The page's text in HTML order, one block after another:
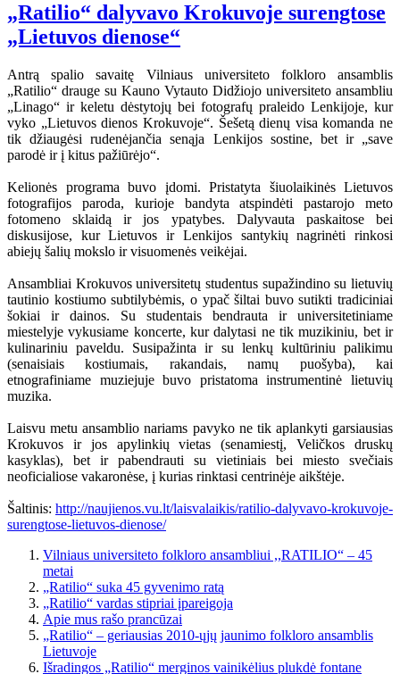
„Ratilio“ dalyvavo Krokuvoje surengtose
„Lietuvos dienose“
Antrą spalio savaitę Vilniaus universiteto folkloro ansamblis
„Ratilio“ drauge su Kauno Vytauto Didžiojo universiteto ansambliu
„Linago“ ir keletu dėstytojų bei fotografų praleido Lenkijoje, kur
vyko „Lietuvos dienos Krokuvoje“. Šešetą dienų visa komanda ne
tik džiaugėsi rudenėjančia senąja Lenkijos sostine, bet ir „save
parodė ir į kitus pažiūrėjo“.
Kelionės programa buvo įdomi. Pristatyta šiuolaikinės Lietuvos
fotografijos paroda, kurioje bandyta atspindėti pastarojo meto
fotomeno sklaidą ir jos ypatybes. Dalyvauta paskaitose bei
diskusijose, kur Lietuvos ir Lenkijos santykių nagrinėti rinkosi
abiejų šalių mokslo ir visuomenės veikėjai.
Ansambliai Krokuvos universitetų studentus supažindino su lietuvių
tautinio kostiumo subtilybėmis, o ypač šiltai buvo sutikti tradiciniai
šokiai ir dainos. Su studentais bendrauta ir universitetiniame
miestelyje vykusiame koncerte, kur dalytasi ne tik muzikiniu, bet ir
kulinariniu paveldu. Susipažinta ir su lenkų kultūriniu palikimu
(senaisiais kostiumais, rakandais, namų puošyba), kai
etnografiniame muziejuje buvo pristatoma instrumentinė lietuvių
muzika.
Laisvu metu ansamblio nariams pavyko ne tik aplankyti garsiausias
Krokuvos ir jos apylinkių vietas (senamiestį, Veličkos druskų
kasyklas), bet ir pabendrauti su vietiniais bei miesto svečiais
neoficialiose vakaronėse, į kurias rinktasi centrinėje aikštėje.
Šaltinis: http://naujienos.vu.lt/laisvalaikis/ratilio-dalyvavo-krokuvoje-
surengtose-lietuvos-dienose/
Vilniaus universiteto folkloro ansambliui ,,RATILIO“ – 45
metai
„Ratilio“ suka 45 gyvenimo ratą
„Ratilio“ vardas stipriai įpareigoja
Apie mus rašo prancūzai
„Ratilio“ – geriausias 2010-ųjų jaunimo folkloro ansamblis
Lietuvoje
Išradingos „Ratilio“ merginos vainikėlius plukdė fontane